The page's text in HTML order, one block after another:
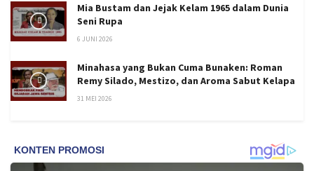
Mia Bustam dan Jejak Kelam 1965 dalam Dunia
Seni Rupa
6 JUNI 2026
Minahasa yang Bukan Cuma Bunaken: Roman
Remy Silado, Mestizo, dan Aroma Sabut Kelapa
31 MEI 2026